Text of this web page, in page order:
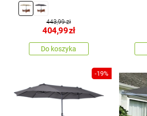
443,99 zł
404,99zł
Do koszyka
-19%